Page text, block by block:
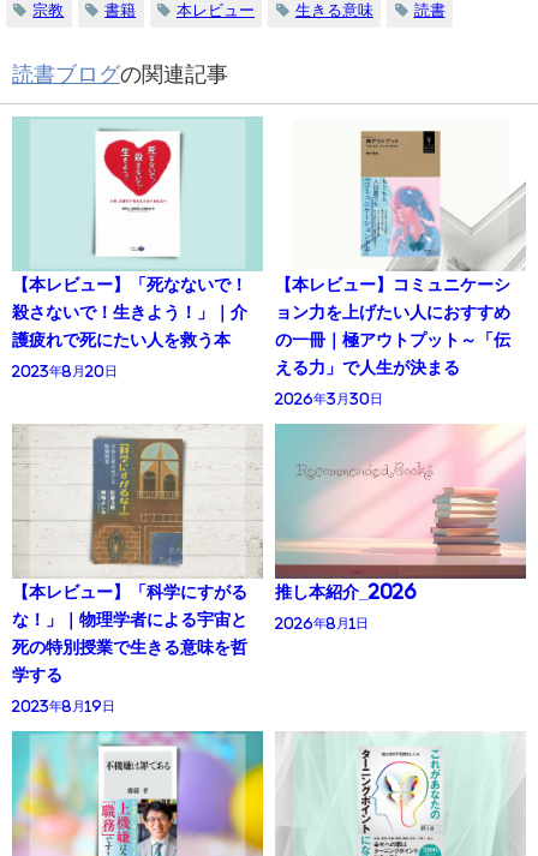
宗教 書籍 本レビュー 生きる意味 読書
読書ブログの関連記事
【本レビュー】「死なないで！
殺さないで！生きよう！」｜介
護疲れで死にたい人を救う本
2023年8月20日
【本レビュー】コミュニケーシ
ョン力を上げたい人におすすめ
の一冊｜極アウトプット～「伝
える力」で人生が決まる
2026年3月30日
【本レビュー】「科学にすがる
な！」｜物理学者による宇宙と
死の特別授業で生きる意味を哲
学する
2023年8月19日
推し本紹介_2026
2026年8月1日